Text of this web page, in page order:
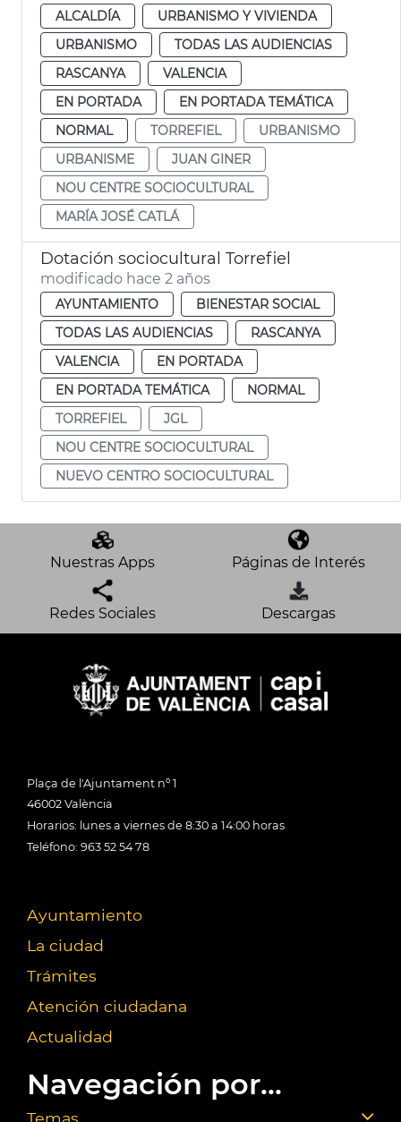
ALCALDÍA
URBANISMO Y VIVIENDA
URBANISMO
TODAS LAS AUDIENCIAS
RASCANYA
VALENCIA
EN PORTADA
EN PORTADA TEMÁTICA
NORMAL
TORREFIEL
URBANISMO
URBANISME
JUAN GINER
NOU CENTRE SOCIOCULTURAL
MARÍA JOSÉ CATLÁ
Dotación sociocultural Torrefiel
modificado hace 2 años
AYUNTAMIENTO
BIENESTAR SOCIAL
TODAS LAS AUDIENCIAS
RASCANYA
VALENCIA
EN PORTADA
EN PORTADA TEMÁTICA
NORMAL
TORREFIEL
JGL
NOU CENTRE SOCIOCULTURAL
NUEVO CENTRO SOCIOCULTURAL
Nuestras Apps Páginas de Interés
Redes Sociales Descargas
Plaça de l'Ajuntament nº 1
46002 València
Horarios: lunes a viernes de 8:30 a 14:00 horas
Teléfono: 963 52 54 78
Ayuntamiento
La ciudad
Trámites
Atención ciudadana
Actualidad
Navegación por...
Temas